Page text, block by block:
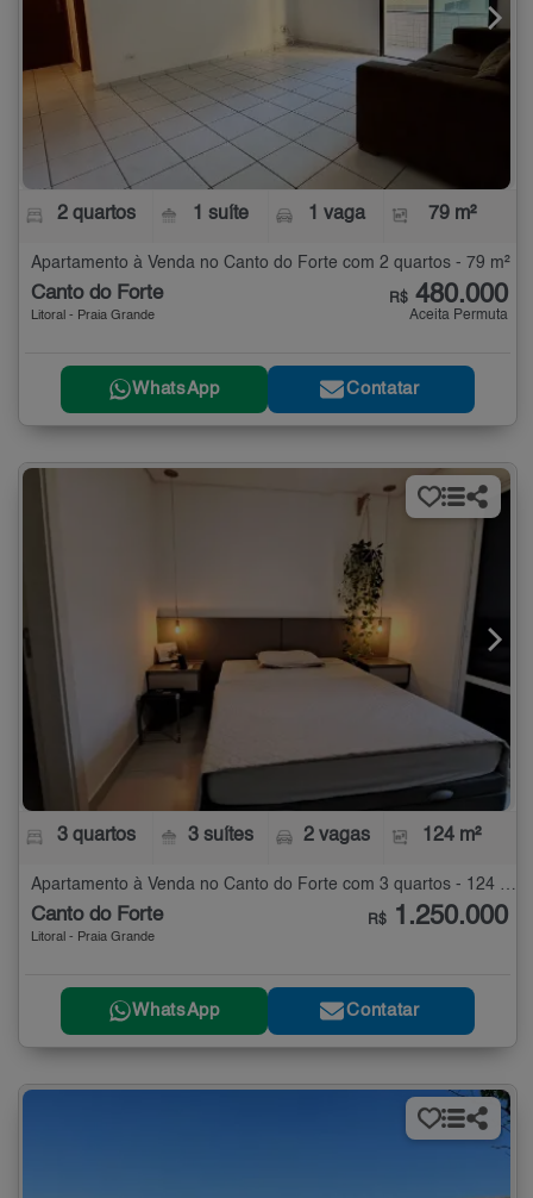
2 quartos 1 suíte 1 vaga 79 m²
Apartamento à Venda no Canto do Forte com 2 quartos - 79 m²
Canto do Forte
Litoral - Praia Grande
R$ 480.000
Aceita Permuta
WhatsApp Contatar
3 quartos 3 suítes 2 vagas 124 m²
Canto do Forte
Litoral - Praia Grande
R$ 1.250.000
WhatsApp Contatar